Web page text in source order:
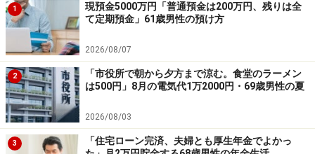
日々の暮らしについても、「節約出来る事は節約してい
ますが、無理はしていません。交際、付き合いも以前の
ままです。体力作りのジムと山登り、それに晴耕雨読の
生活です。広い庭のガーデニングも2年目になり近所の
方々の目の保養にもなっています。私の時代はハッピー
リタイアメントを目標にしていましたのでほぼそれに近
い状態で満足しています」と充実している様子。
1
現預金5000万円「普通預金は200万円、残りは全
て定期預金」61歳男性の預け方
2026/08/07
2
「市役所で朝から夕方まで涼む。食堂のラーメン
は500円」8月の電気代1万2000円・69歳男性の夏
2026/08/03
3
「住宅ローン完済、夫婦とも厚生年金でよかっ